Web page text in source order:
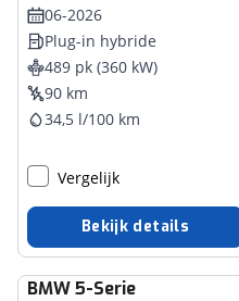
06-2026
Plug-in hybride
489 pk (360 kW)
90 km
34,5 l/100 km
Vergelijk
Bekijk details
BMW5-Serie